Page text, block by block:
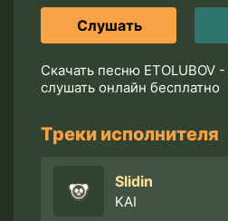
Слушать
Скачать песню ETOLUBOV
слушать онлайн бесплатно
Треки исполнителя
Slidin
KAI